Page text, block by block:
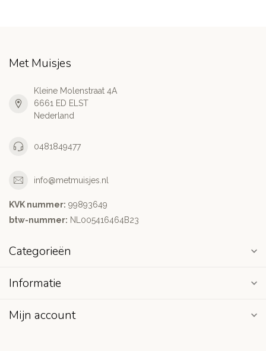
Met Muisjes
Kleine Molenstraat 4A
6661 ED ELST
Nederland
0481849477
info@metmuisjes.nl
KVK nummer: 99893649
btw-nummer: NL005416464B23
Categorieën
Informatie
Mijn account